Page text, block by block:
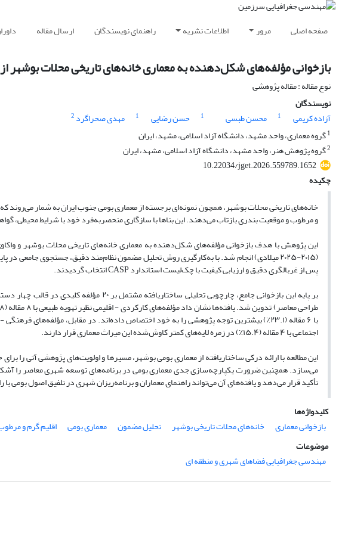
صفحه اصلی مرور اطلاعات نشریه راهنمای نویسندگان ارسال مقاله
بازخوانی مؤلفه‌های شکل‌دهنده به معماری خانه‌های تاریخی محلات
نوع مقاله : مقاله پژوهشی
نویسندگان
آزاده کریمی
1 محسن طبسی 1 حسن رضایی 1 مهدی صحراگرد 2
1گروه معماری، واحد مشهد، دانشگاه آزاد اسلامی، مشهد، ایران
2گروه پژوهش هنر، واحد مشهد، دانشگاه آزاد اسلامی، مشهد، ایران
10.22034/jget.2026.559789.1652
چکیده
خانه‌های تاریخی محلات بوشهر، همچون نمونه‌ای برجسته از معماری بومی جنوب ایران به شمار می‌روند
و مرطوب و موقعیت بندری بازتاب می‌دهند. این بناها با سازگاری منحصربه‌فرد خود با شرایط محیطی،
پس از غربالگری دقیق و ارزیابی کیفیت با چک‌لیست استاندارد CASP انتخاب گردیدند.
بر پایه این بازخوانی جامع، چارچوبی تحلیلی
اجتماعی با ۴ مقاله (۱۵.۴٪) در زمره لایه‌های کمتر کاوش‌شده این میراث معماری قرار دارند.
این مطالعه با ارائه درکی ساختاریافته از معماری بومی بوشهر، مسیرها و اولویت‌های پژوهشی آتی را
می‌سازد. همچنین ضرورت یکپارچه‌سازی جدی معماری بومی در برنامه‌های توسعه شهری معاصر را
تأکید قرار می‌دهد و یافته‌های آن می‌تواند راهنمای معماران و برنامه‌ریزان شهری در تلفیق اصول بومی
کلیدواژه‌ها
بازخوانی معماری
خانه‌های محلات تاریخی بوشهر تحلیل مضمون معماری بومی
اقلیم گرم و
موضوعات
مهندسی جغرافیایی فضاهای شهری و منطقه ای